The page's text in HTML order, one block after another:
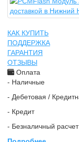
КАК КУПИТЬ
ПОДДЕРЖКА
ГАРАНТИЯ
ОТЗЫВЫ
Оплата
- Наличные
- Дебетовая /
- Кредит
- Безналичный